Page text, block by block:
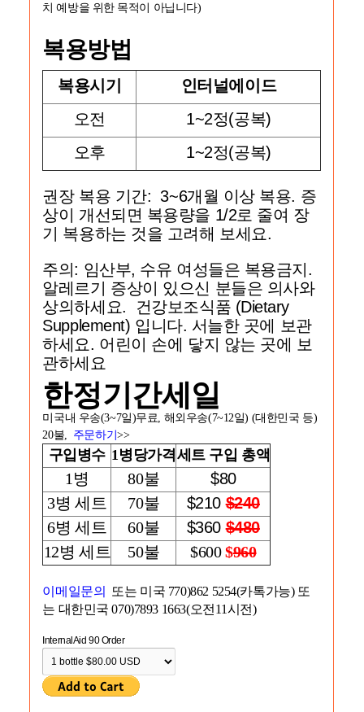
치 예방을 위한 목적이 아닙니다)
복용방법
복용시기
인터널에이드
오전
1~2정(공복)
오후
1~2정(공복)
권장 복용 기간: 3~6개월 이상 복용. 증
상이 개선되면 복용량을 1/2로 줄여 장
기 복용하는 것을 고려해 보세요.
주의: 임산부, 수유 여성들은 복용금지.
알레르기 증상이 있으신 분들은 의사와
상의하세요. 건강보조식품 (Dietary
Supplement) 입니다. 서늘한 곳에 보관
하세요. 어린이 손에 닿지 않는 곳에 보
관하세요
한정기간세일
미국내 우송(3~7일)무료, 해외우송(7~12일) (대한민국 등)
20불, 주문하기>>
구입병수 1병당가격세트 구입 총액
1병 80불
$80
3병 세트
70불 $210$240
6병 세트
60불 $360$480
12병 세트
50불 $600$960
이메일문의
또는 미국 770)862 5254(카톡가능) 또
는 대한민국 070)7893 1663(오전11시전)
InternalAid 90 Order